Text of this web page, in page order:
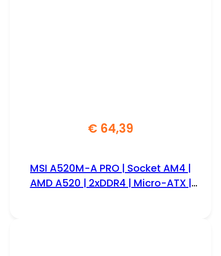
€ 64,39
MSI A520M-A PRO | Socket AM4 |
AMD A520 | 2xDDR4 | Micro-ATX |